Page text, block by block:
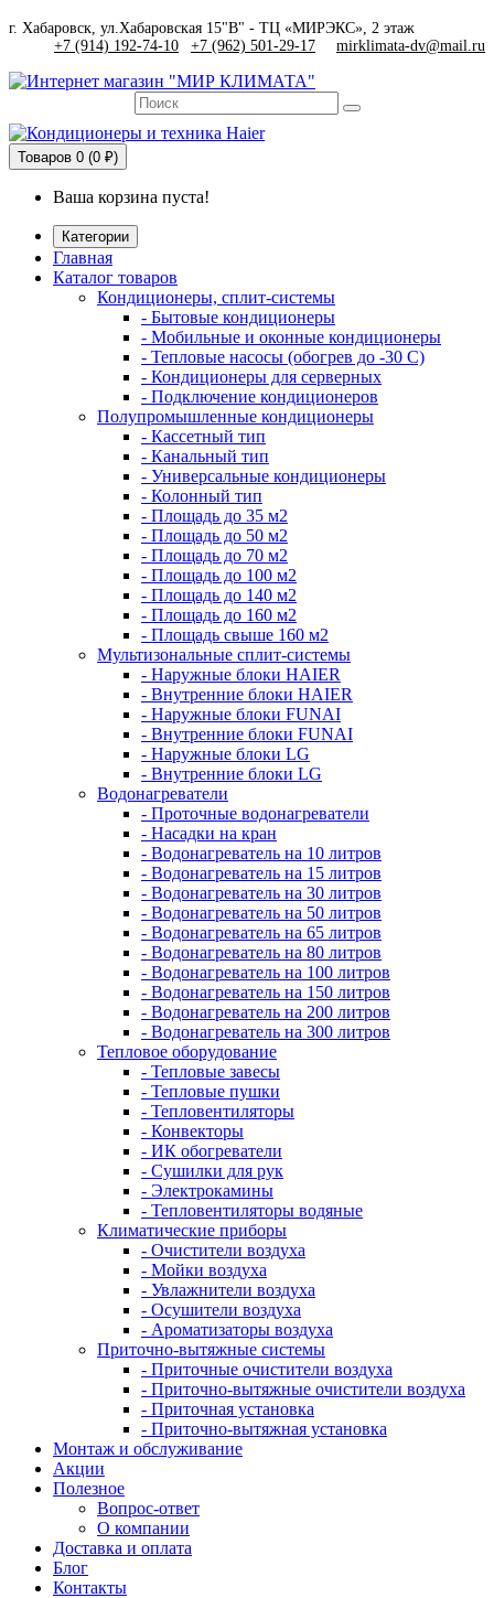
г. Хабаровск, ул.Хабаровская 15"В" - ТЦ «МИРЭКС», 2 этаж
+7 (914) 192-74-10
+7 (962) 501-29-17 mirklimata-dv@mail.ru
Товаров 0 (0 ₽)
Ваша корзина пуста!
Категории
Главная
Каталог товаров
Кондиционеры, сплит-системы
- Бытовые кондиционеры
- Мобильные и оконные кондиционеры
- Тепловые насосы (обогрев до -30 C)
- Кондиционеры для серверных
- Подключение кондиционеров
Полупромышленные кондиционеры
- Кассетный тип
- Канальный тип
- Универсальные кондиционеры
- Колонный тип
- Площадь до 35 м2
- Площадь до 50 м2
- Площадь до 70 м2
- Площадь до 100 м2
- Площадь до 140 м2
- Площадь до 160 м2
- Площадь свыше 160 м2
Мультизональные сплит-системы
- Наружные блоки HAIER
- Внутренние блоки HAIER
- Hаружные блоки FUNAI
- Внутренние блоки FUNAI
- Наружные блоки LG
- Внутренние блоки LG
Водонагреватели
- Проточные водонагреватели
- Наcадки на кран
- Водонагреватель на 10 литров
- Водонагреватель на 15 литров
- Водонагреватель на 30 литров
- Водонагреватель на 50 литров
- Водонагреватель на 65 литров
- Водонагреватель на 80 литров
- Водонагреватель на 100 литров
- Водонагреватель на 150 литров
- Водонагреватель на 200 литров
- Водонагреватель на 300 литров
Тепловое оборудование
- Тепловые завесы
- Тепловые пушки
- Тепловентиляторы
- Конвекторы
- ИК обогреватели
- Сушилки для рук
- Электрокамины
- Тепловентиляторы водяные
Климатические приборы
- Очистители воздуха
- Мойки воздуха
- Увлажнители воздуха
- Осушители воздуха
- Ароматизаторы воздуха
Приточно-вытяжные системы
- Приточные очистители воздуха
- Приточно-вытяжные очистители воздуха
- Приточная установка
- Приточно-вытяжная установка
Монтаж и обслуживание
Акции
Полезное
Вопрос-ответ
О компании
Доставка и оплата
Блог
Контакты